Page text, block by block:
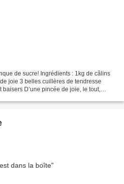
de sucre! Ingrédients : 1kg de câlins
joie 3 belles cuillères de tendresse
D’une pincée de joie, le tout,